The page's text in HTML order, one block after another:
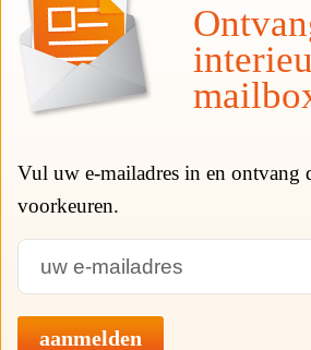
Vul uw e-mailadres in en ontvang
voorkeuren.
aanmelden